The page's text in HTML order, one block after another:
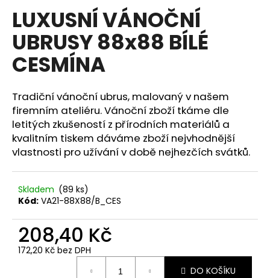
produktu
je
0,0
z
5
hvězdiček.
LUXUSNÍ VÁNOČNÍ
UBRUSY 88x88 BÍLÉ
CESMÍNA
Tradiční vánoční ubrus, malovaný v našem
firemním ateliéru. Vánoční zboží tkáme dle
letitých zkušeností z přírodních materiálů a
kvalitním tiskem dáváme zboží nejvhodnější
vlastnosti pro užívání v době nejhezčích svátků.
Skladem (89 ks)
Kód: VA21-88X88/B_CES
208,40 Kč
172,20 Kč bez DPH
DO KOŠÍKU
a
j
í
t
?
HLEDAT
D
o
p
o
u